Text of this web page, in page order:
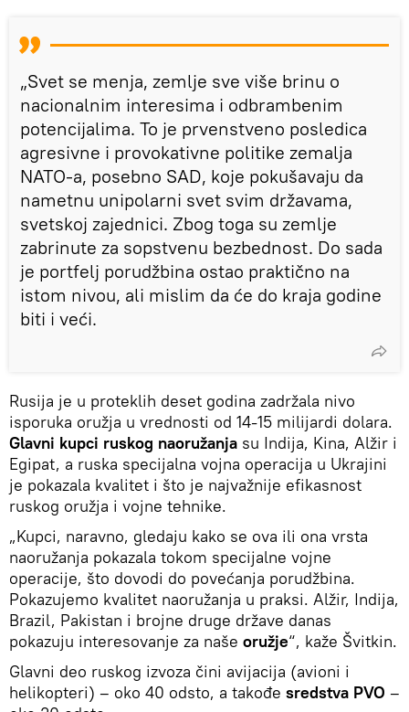
„Svet se menja, zemlje sve više brinu o
nacionalnim interesima i odbrambenim
potencijalima. To je prvenstveno posledica
agresivne i provokativne politike zemalja
NATO-a, posebno SAD, koje pokušavaju da
nametnu unipolarni svet svim državama,
svetskoj zajednici. Zbog toga su zemlje
zabrinute za sopstvenu bezbednost. Do sada
je portfelj porudžbina ostao praktično na
istom nivou, ali mislim da će do kraja godine
biti i veći.
Rusija je u proteklih deset godina zadržala nivo
isporuka oružja u vrednosti od 14-15 milijardi dolara.
Glavni kupci ruskog naoružanja su Indija, Kina, Alžir i
Egipat, a ruska specijalna vojna operacija u Ukrajini
je pokazala kvalitet i što je najvažnije efikasnost
ruskog oružja i vojne tehnike.
„Kupci, naravno, gledaju kako se ova ili ona vrsta
naoružanja pokazala tokom specijalne vojne
operacije, što dovodi do povećanja porudžbina.
Pokazujemo kvalitet naoružanja u praksi. Alžir, Indija,
Brazil, Pakistan i brojne druge države danas
pokazuju interesovanje za naše oružje“, kaže Švitkin.
Glavni deo ruskog izvoza čini avijacija (avioni i
helikopteri) – oko 40 odsto, a takođe sredstva PVO –